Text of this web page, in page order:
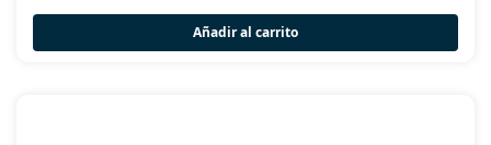
Añadir al carrito